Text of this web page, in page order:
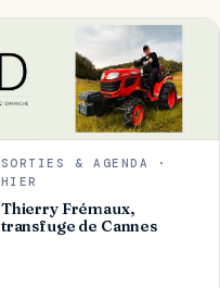
SORTIES & AGENDA ·
HIER
Thierry Frémaux,
transfuge de Cannes